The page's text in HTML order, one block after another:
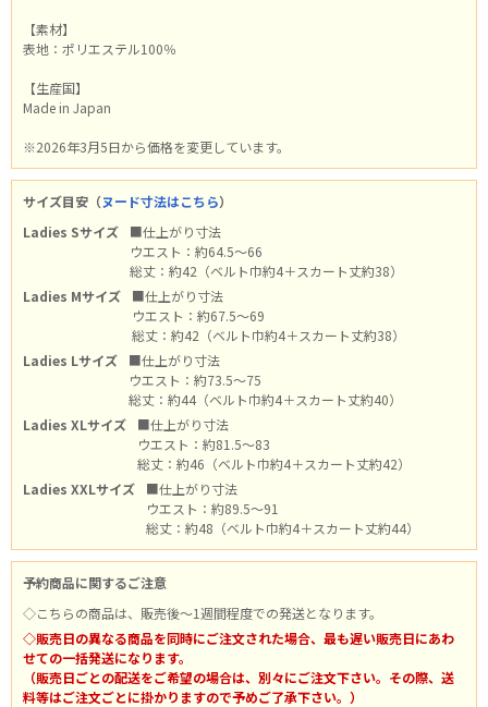
【素材】
表地：ポリエステル100％
【生産国】
Made in Japan
※2026年3月5日から価格を変更しています。
サイズ目安（ヌード寸法はこちら）
Ladies Sサイズ
■仕上がり寸法
ウエスト：約64.5～66
総丈：約42（ベルト巾約4＋スカート丈約38）
Ladies Mサイズ
■仕上がり寸法
ウエスト：約67.5～69
総丈：約42（ベルト巾約4＋スカート丈約38）
Ladies Lサイズ
■仕上がり寸法
ウエスト：約73.5～75
総丈：約44（ベルト巾約4＋スカート丈約40）
Ladies XLサイズ
■仕上がり寸法
ウエスト：約81.5～83
総丈：約46（ベルト巾約4＋スカート丈約42）
Ladies XXLサイズ
■仕上がり寸法
ウエスト：約89.5～91
総丈：約48（ベルト巾約4＋スカート丈約44）
予約商品に関するご注意
◇こちらの商品は、販売後～1週間程度での発送となります。
◇販売日の異なる商品を同時にご注文された場合、最も遅い販売日にあわ
せての一括発送になります。
（販売日ごとの配送をご希望の場合は、別々にご注文下さい。その際、送
料等はご注文ごとに掛かりますので予めご了承下さい。）